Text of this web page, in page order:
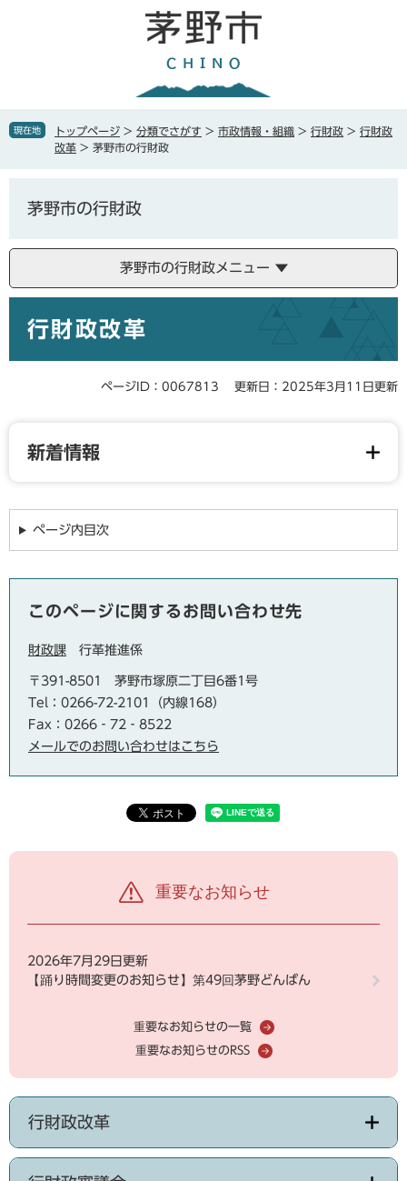
で
ば現在地 トップページ > 分類でさがす > 市政情報・組織 > 行財政 > 行財政
改革 > 茅野市の行財政
茅野市の行財政
茅野市の行財政メニュー
行財政改革
ページID：0067813 更新日：2025年3月11日更新
新着情報
ページ内目次
このページに関するお問い合わせ先
財政課 行革推進係
〒391-8501
茅野市塚原二丁目6番1号
Tel：0266-72-2101（内線168）
Fax：0266‐72‐8522
メールでのお問い合わせはこちら
重要なお知らせ
2026年7月29日更新
【踊り時間変更のお知らせ】第49回茅野どんばん
重要なお知らせの一覧
重要なお知らせのRSS
行財政改革